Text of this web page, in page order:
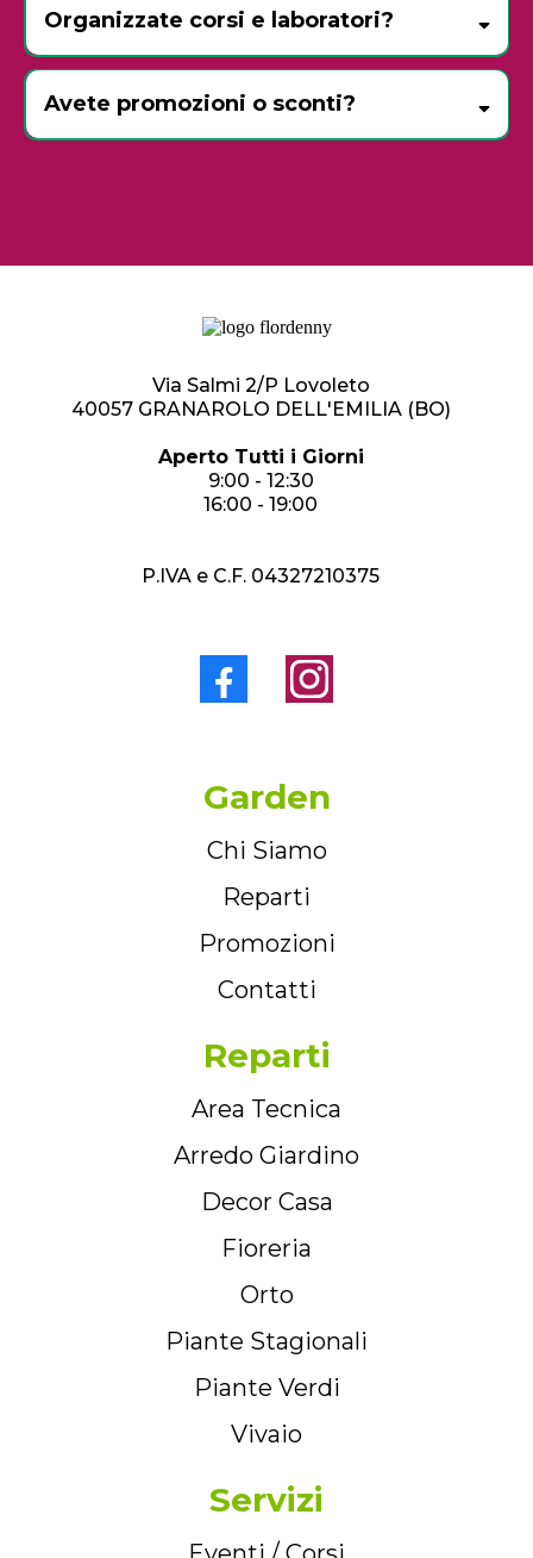
benvenuti
al
guinzaglio
raccogliere eventuali bisogni
Organizzate corsi e laboratori?
Eventi
corsi workshop
laboratori
Avete promozioni o sconti?
Via Salmi 2/P Lovoleto
40057 GRANAROLO DELL'EMILIA (BO)
Aperto Tutti i Giorni
9:00 - 12:30
16:00 - 19:00
P.IVA e C.F. 04327210375
Garden
Chi Siamo
Reparti
Promozioni
Contatti
Reparti
Area Tecnica
Arredo Giardino
Decor Casa
Fioreria
Orto
Piante Stagionali
Piante Verdi
Vivaio
Servizi